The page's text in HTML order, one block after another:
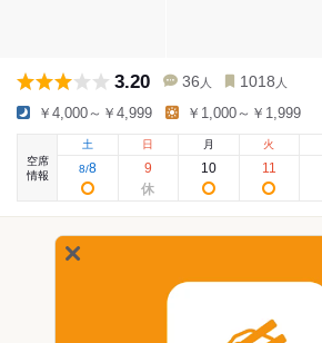
3.20 36 人 1018 人
￥4,000～￥4,999 ￥1,000～￥1,999
空席
情報
土
8/8
日
9
月
10
火
11